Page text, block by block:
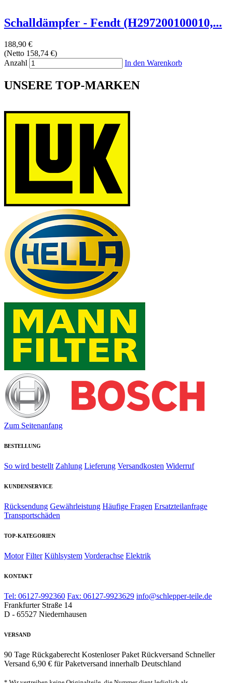
Schalldämpfer - Fendt (H297200100010,...
188,90 €
(Netto 158,74 €)
Anzahl
In den Warenkorb
UNSERE TOP-MARKEN
Zum Seitenanfang
BESTELLUNG
So wird bestellt Zahlung Lieferung Versandkosten Widerruf
KUNDENSERVICE
Rücksendung Gewährleistung Häufige Fragen Ersatzteilanfrage
Transportschäden
TOP-KATEGORIEN
Motor Filter Kühlsystem Vorderachse Elektrik
KONTAKT
Tel: 06127-992360 Fax: 06127-9923629 info@schlepper-teile.de
Frankfurter Straße 14
D - 65527 Niedernhausen
VERSAND
90 Tage Rückgaberecht Kostenloser Paket Rückversand Schneller
Versand 6,90 € für Paketversand innerhalb Deutschland